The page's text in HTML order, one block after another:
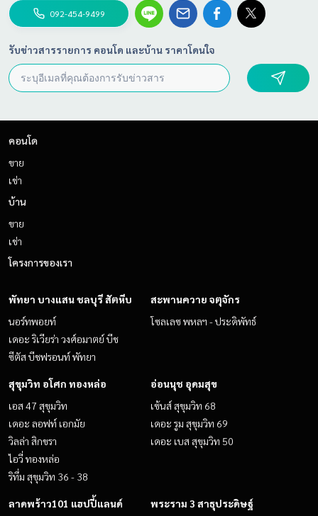
092-454-9499
รับข่าวสารรายการ คอนโด และบ้าน ราคาโดนใจ
คอนโด
ขาย
เช่า
บ้าน
ขาย
เช่า
โครงการของเรา
พัทยา บางแสน ชลบุรี สัตหีบ
นอร์ทพอยท์
เดอะ ริเวียร่า วงศ์อมาตย์ บีช
ซีตัส บีชฟรอนท์ พัทยา
สะพานควาย จตุจักร
โซลเลซ พหลฯ - ประดิพัทธ์
สุขุมวิท อโศก ทองหล่อ
เอส 47 สุขุมวิท
เดอะ ลอฟท์ เอกมัย
วิลล่า สิกขรา
ไอวี่ ทองหล่อ
ริทึ่ม สุขุมวิท 36 - 38
อ่อนนุช อุดมสุข
เซ้นส์ สุขุมวิท 68
เดอะ รูม สุขุมวิท 69
เดอะ เบส สุขุมวิท 50
ลาดพร้าว101 แฮปปี้แลนด์ พระราม 3 สาธุประดิษฐ์